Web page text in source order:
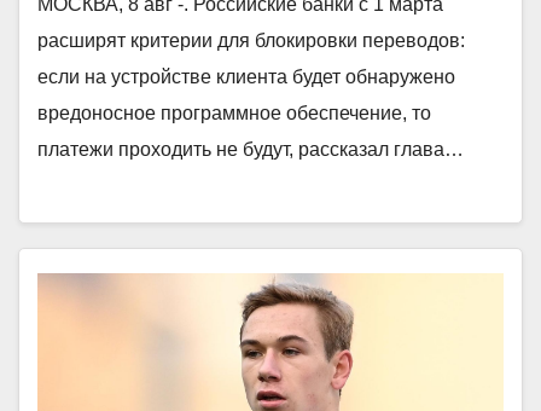
расширят критерии для блокировки переводов:
если на устройстве клиента будет обнаружено
вредоносное программное обеспечение, то
платежи проходить не будут, рассказал глава…